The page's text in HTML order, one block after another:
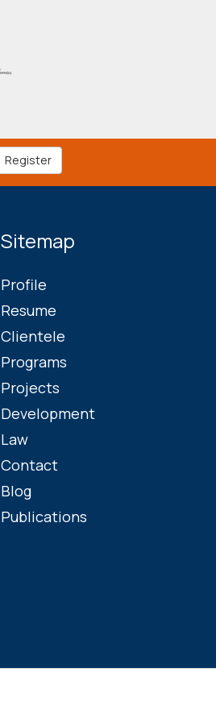
Register
Sitemap
Profile
Resume
Clientele
Programs
Projects
Development
Law
Contact
Blog
Publications